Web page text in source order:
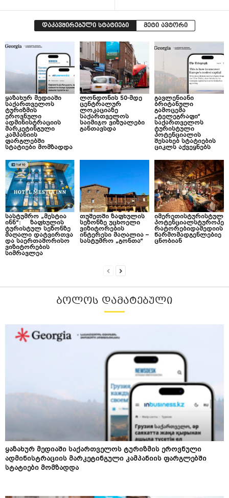
დაკავშირებული სტატიები მეტი ავტორი
ყაზახურ მედიაში
საქართველოს
ტურიზმის
ეროვნული
ადმინისტრაციის
მარკეტინგული
კამპანიის
ფარგლებში
სტატიები მომზადდა
ლონდონის 50-მდე
ცენტრალურ
ლოკაციაზე
საქართველოს
საიმიჯო ვიზუალები
განთავსდა
გავლენიანი
ბრიტანული
გამოცემა
„ტელეგრაფი“
საქართველოს
ტურისტული
პოტენციალის
შესახებ სტატიების
ციკლს აქვეყნებს
სასტუმრო „მესტია
ინნ“: ზაფხულის
ტურისტულ სეზონზე
მაღალი დატვირთვა
და საერთაშორისო
ვიზიტორების
სიმრავლეა
თუშეთში ზაფხულის
სეზონზე უცხოელი
ვიზიტორების
ინტერესი მაღალია –
სასტუმრო „გონთა“
იმერეთისტურისტულ
პოტენციალსტუროპე
რატორებიდამედიის
წარმომადგენლებიე
ცნობიან
ᲑᲝᲚᲝᲡ ᲓᲐᲛᲐᲢᲔᲑᲣᲚᲘ
ყაზახურ მედიაში საქართველოს ტურიზმის ეროვნული
ადმინისტრაციის მარკეტინგული კამპანიის ფარგლებში
სტატიები მომზადდა